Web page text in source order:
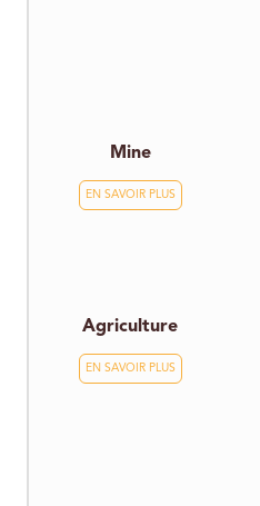
Mine
EN SAVOIR PLUS
Agriculture
EN SAVOIR PLUS